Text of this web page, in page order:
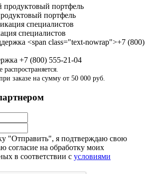
портфель
специалистов
+7 (800) 555-21-04
распространяется.
заказе на сумму от 50 000 руб.
"Отправить", я подтверждаю свою
согласие на обработку моих
в соответствии с условиями